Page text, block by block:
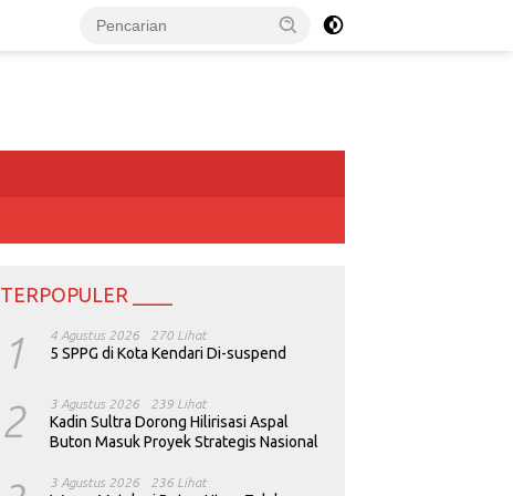
TERPOPULER ____
1 4 Agustus 2026 270 Lihat
5 SPPG di Kota Kendari Di-suspend
2 3 Agustus 2026 239 Lihat
Kadin Sultra Dorong Hilirisasi Aspal
Buton Masuk Proyek Strategis Nasional
3 Agustus 2026 236 Lihat